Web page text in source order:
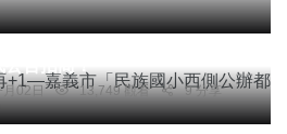
再+1—嘉義市「民族國小西側
月02日 13,749 觀看 9 分享
整體視覺榮獲美國IDA金獎